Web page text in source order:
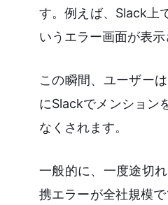
す。例えば、Slack上
いうエラー画面が表示
この瞬間、ユーザー
にSlackでメンション
なくされます。
一般的に、一度途切
携エラーが全社規模